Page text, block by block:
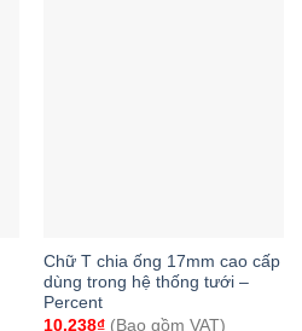
Chữ T chia ống 17mm cao cấp
dùng trong hệ thống tưới –
Percent
10.238₫(Bao gồm VAT)